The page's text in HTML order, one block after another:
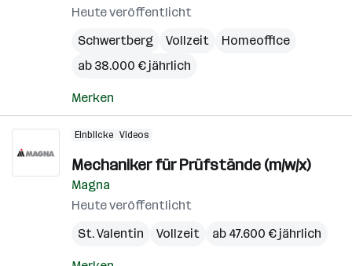
Heute veröffentlicht
Schwertberg
Vollzeit
Homeoffice
ab 38.000 € jährlich
Merken
Einblicke Videos
Mechaniker für Prüfstände (m/w/x)
Magna
Heute veröffentlicht
St. Valentin
Vollzeit ab 47.600 € jährlich